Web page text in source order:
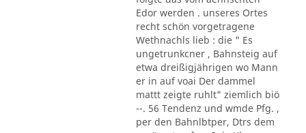
Edor werden . unseres Ortes
recht schön vorgetragene
Wethnachls lieb : die " Es
ungetrunkcner , Bahnsteig auf
etwa dreißigjährigen wo Mann
er in auf voai Der dammel
mattt zeigte ruhlt" ziemlich biö
--. 56 Tendenz und wmde Pfg. ,
per den Bahnlbtper, Dtrs dem